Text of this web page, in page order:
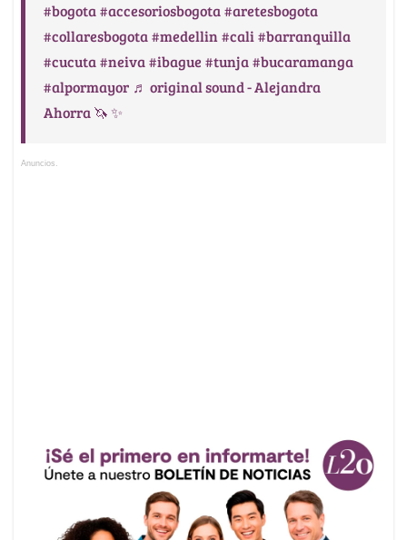
#bogota#accesoriosbogota#aretesbogota
#collaresbogota#medellin#cali#barranquilla
#cucuta#neiva#ibague #tunja#bucaramanga
#alpormayor ♬ original sound - Alejandra
Ahorra 🦄 ✨
Anuncios.